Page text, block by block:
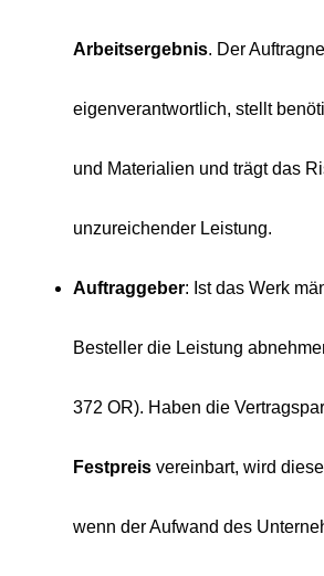
Arbeitsergebnis. Der
eigenverantwortlich, stellt
und Materialien und trägt das
unzureichender Leistung.
Auftraggeber: Ist das Werk
Besteller die Leistung
372 OR). Haben die
Festpreis vereinbart, wird
wenn der Aufwand des